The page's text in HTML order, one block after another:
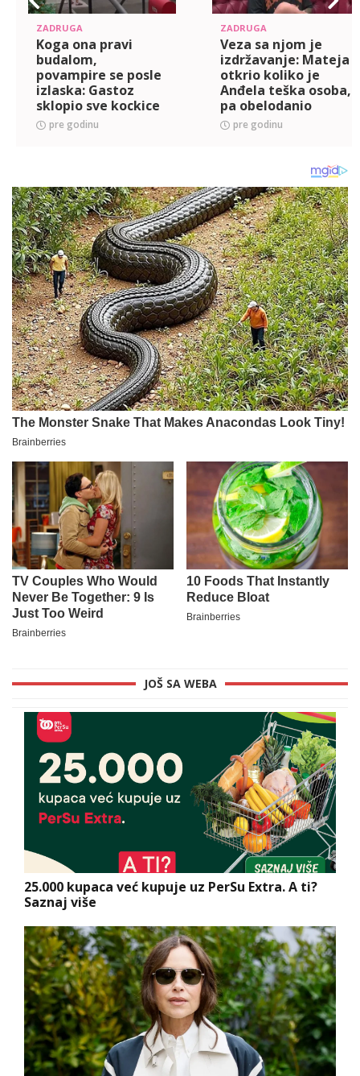
ZADRUGA
Koga ona pravi
budalom,
povampire se posle
izlaska: Gastoz
sklopio sve kockice
o Keti, shvatio da je
igrala dvostruku
pre godinu
ZADRUGA
Veza sa njom je
izdržavanje: Mateja
otkrio koliko je
Anđela teška osoba,
pa obelodanio
Gastozovo
očijukanje sa Sofi!
pre godinu
JOŠ SA WEBA
25.000 kupaca već kupuje uz PerSu Extra. A ti?
Saznaj više